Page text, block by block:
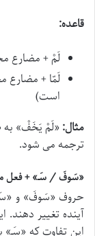
قاعده:
لَمْ+ مضارع
لَمّا+ مضارع
است)
مثال:«لَمْ یَخَفْ»
ترجمه می شود.
«سَوفَ / س‍َـ» + فعل
حروف «سَوفَ» و «
آینده تغییر
این تفاوت که «س‍َـ»